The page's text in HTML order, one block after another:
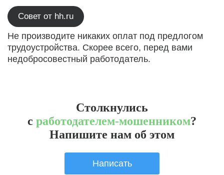
Совет от hh.ru
Не производите никаких оплат под предлогом
трудоустройства. Скорее всего, перед вами
недобросовестный работодатель.
Столкнулись
с работодателем-мошенником?
Напишите нам об этом
Написать